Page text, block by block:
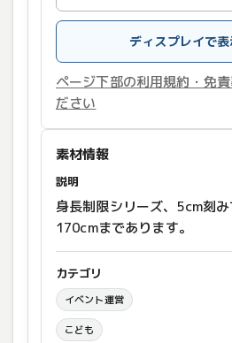
ディスプレイで
ページ下部の利用規約・免
ださい
素材情報
説明
身長制限シリーズ、5cm刻
170cmまであります。
カテゴリ
イベント運営
こども